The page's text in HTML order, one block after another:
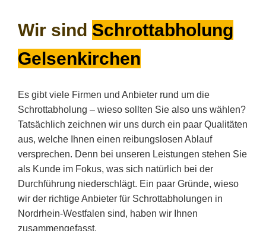
Wir sind Schrottabholung
Gelsenkirchen
Es gibt viele Firmen und Anbieter rund um die
Schrottabholung – wieso sollten Sie also uns wählen?
Tatsächlich zeichnen wir uns durch ein paar Qualitäten
aus, welche Ihnen einen reibungslosen Ablauf
versprechen. Denn bei unseren Leistungen stehen Sie
als Kunde im Fokus, was sich natürlich bei der
Durchführung niederschlägt. Ein paar Gründe, wieso
wir der richtige Anbieter für Schrottabholungen in
Nordrhein-Westfalen sind, haben wir Ihnen
zusammengefasst.